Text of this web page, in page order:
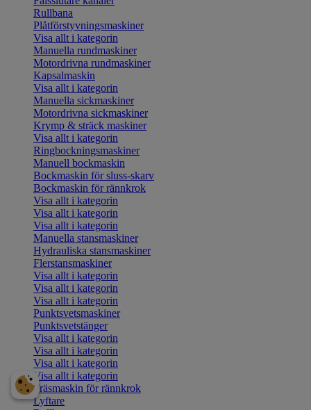
Rullbana
Plåtförstyvningsmaskiner
Visa allt i kategorin
Manuella rundmaskiner
Motordrivna rundmaskiner
Kapsalmaskin
Visa allt i kategorin
Manuella sickmaskiner
Motordrivna sickmaskiner
Krymp & sträck maskiner
Visa allt i kategorin
Ringbockningsmaskiner
Manuell bockmaskin
Bockmaskin för sluss-skarv
Bockmaskin för rännkrok
Visa allt i kategorin
Visa allt i kategorin
Visa allt i kategorin
Manuella stansmaskiner
Hydrauliska stansmaskiner
Flerstansmaskiner
Visa allt i kategorin
Visa allt i kategorin
Visa allt i kategorin
Punktsvetsmaskiner
Punktsvetstänger
Visa allt i kategorin
Visa allt i kategorin
Visa allt i kategorin
Visa allt i kategorin
Fräsmaskin för rännkrok
Lyftare